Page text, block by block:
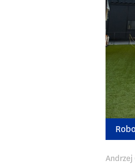
Andrzej